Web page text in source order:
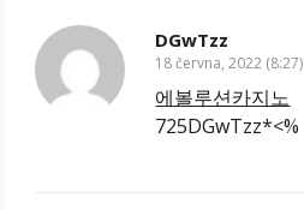
DGwTzz
18 června, 2022 (8:27)
에볼루션카지노
725DGwTzz*<%